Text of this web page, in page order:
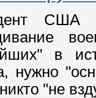
США
в
нужно
"не